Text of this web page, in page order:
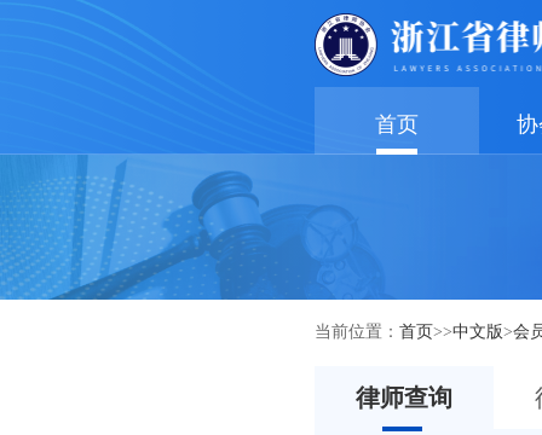
首页
当前位置： 首页>>中文版>会
律师查询